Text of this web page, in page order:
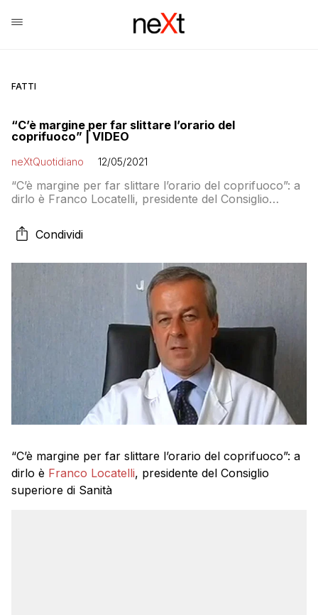
FATTI
“C’è margine per far slittare l’orario del
coprifuoco” | VIDEO
neXtQuotidiano 12/05/2021
“C’è margine per far slittare l’orario del coprifuoco”: a
dirlo è Franco Locatelli, presidente del Consiglio
Condividi
“C’è margine per far slittare l’orario del coprifuoco”: a
dirlo è Franco Locatelli, presidente del Consiglio
superiore di Sanità